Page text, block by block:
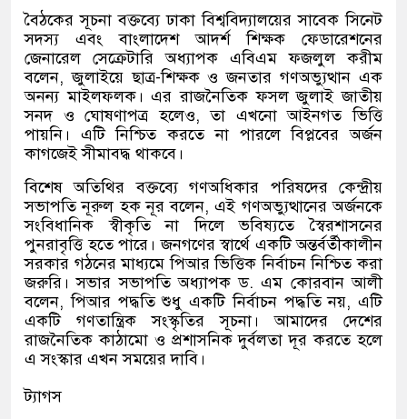
বৈঠকের সূচনা বক্তব্যে ঢাকা বিশ্ববিদ্যালয়ের সাবেক সিনেট
সদস্য এবং বাংলাদেশ আদর্শ শিক্ষক ফেডারেশনের
জেনারেল সেক্রেটারি অধ্যাপক এবিএম ফজলুল করীম
বলেন, জুলাইয়ে ছাত্র-শিক্ষক ও জনতার গণঅভ্যুত্থান এক
অনন্য মাইলফলক। এর রাজনৈতিক ফসল জুলাই জাতীয়
সনদ ও ঘোষণাপত্র হলেও, তা এখনো আইনগত ভিত্তি
পায়নি। এটি নিশ্চিত করতে না পারলে বিপ্লবের অর্জন
কাগজেই সীমাবদ্ধ থাকবে।
বিশেষ অতিথির বক্তব্যে গণঅধিকার পরিষদের কেন্দ্রীয়
সভাপতি নূরুল হক নূর বলেন, এই গণঅভ্যুত্থানের অর্জনকে
সংবিধানিক স্বীকৃতি না দিলে ভবিষ্যতে স্বৈরশাসনের
পুনরাবৃত্তি হতে পারে। জনগণের স্বার্থে একটি অন্তর্বর্তীকালীন
সরকার গঠনের মাধ্যমে পিআর ভিত্তিক নির্বাচন নিশ্চিত করা
জরুরি। সভার সভাপতি অধ্যাপক ড. এম কোরবান আলী
বলেন, পিআর পদ্ধতি শুধু একটি নির্বাচন পদ্ধতি নয়, এটি
একটি গণতান্ত্রিক সংস্কৃতির সূচনা। আমাদের দেশের
রাজনৈতিক কাঠামো ও প্রশাসনিক দুর্বলতা দূর করতে হলে
এ সংস্কার এখন সময়ের দাবি।
ট্যাগস